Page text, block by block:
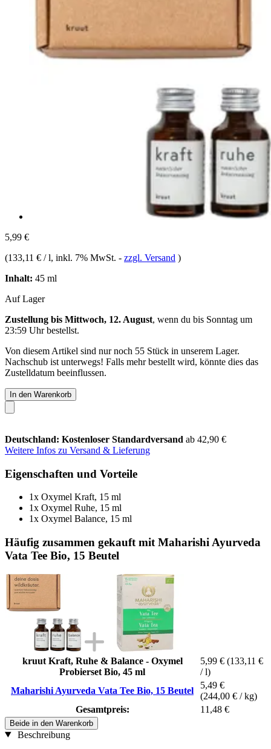
5,99 €
(133,11 € / l, inkl. 7% MwSt. - zzgl. Versand )
Inhalt: 45 ml
Auf Lager
Zustellung bis Mittwoch, 12. August, wenn du bis Sonntag um
23:59 Uhrbestellst.
Von diesem Artikel sind nur noch 55 Stück in unserem Lager.
Nachschub ist unterwegs! Falls mehr bestellt wird, könnte dies das
Zustelldatum beeinflussen.
In den Warenkorb
Deutschland: Kostenloser Standardversand ab 42,90 €
Weitere Infos zu Versand & Lieferung
Eigenschaften und Vorteile
1x Oxymel Kraft, 15 ml
1x Oxymel Ruhe, 15 ml
1x Oxymel Balance, 15 ml
Häufig zusammen gekauft mit Maharishi Ayurveda
Vata Tee Bio, 15 Beutel
kruut Kraft, Ruhe & Balance - Oxymel
Probierset Bio, 45 ml
5,99 € (133,11 €
/ l)
Maharishi Ayurveda Vata Tee Bio, 15 Beutel
5,49 €
(244,00 € / kg)
Gesamtpreis:
11,48 €
Beide in den Warenkorb
Beschreibung